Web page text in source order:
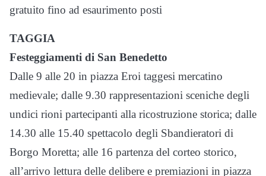
gratuito fino ad esaurimento posti
TAGGIA
Festeggiamenti di San Benedetto
Dalle 9 alle 20 in piazza Eroi taggesi mercatino
medievale; dalle 9.30 rappresentazioni sceniche degli
undici rioni partecipanti alla ricostruzione storica; dalle
14.30 alle 15.40 spettacolo degli Sbandieratori di
Borgo Moretta; alle 16 partenza del corteo storico,
all’arrivo lettura delle delibere e premiazioni in piazza